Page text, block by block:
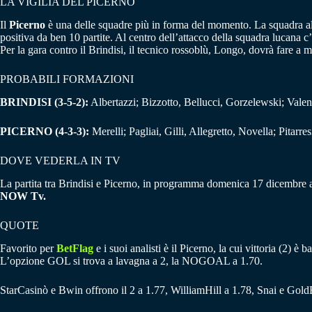
Il Picerno è una delle squadre più in forma del momento. La squadra
positiva da ben 10 partite. Al centro dell’attacco della squadra lucana
Per la gara contro il Brindisi, il tecnico rossoblù, Longo, dovrà fare a
PROBABILI FORMAZIONI
BRINDISI (3-5-2): Albertazzi; Bizzotto, Bellucci, Gorzelewski;
PICERNO (4-3-3): Merelli; Pagliai, Gilli, Allegretto, Novella;
DOVE VEDERLA IN TV
La partita tra Brindisi e Picerno, in programma domenica 17
NOW Tv.
QUOTE
Favorito perBetFlag e i suoi analisti è il Picerno, la cui vittoria (2) è
L’opzione GOL si trova a lavagna a 2, la NOGOAL a 1.70.
StarCasinò e Bwin offrono il 2 a 1.77, WilliamHill a 1.78, Snai e